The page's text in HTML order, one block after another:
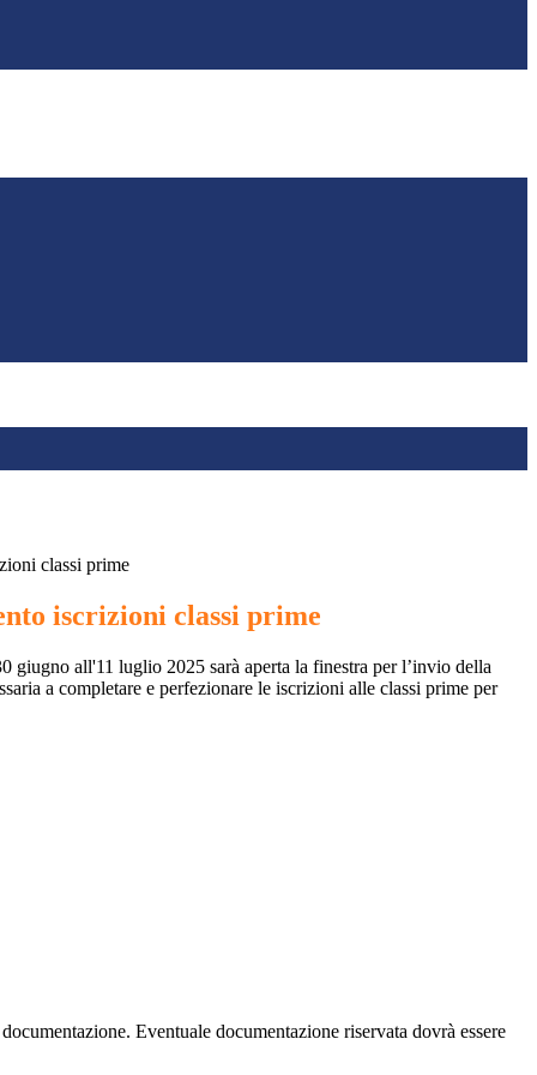
classi prime
iscrizioni classi prime
giugno all'11 luglio 2025 sarà aperta la finestra per l’invio della
a completare e perfezionare le iscrizioni alle classi prime per
Eventuale documentazione riservata dovrà essere